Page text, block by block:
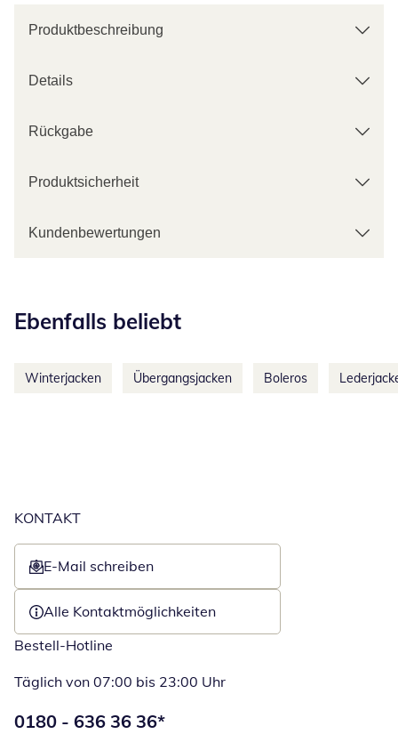
Produktbeschreibung
Details
Rückgabe
Produktsicherheit
Kundenbewertungen
Ebenfalls beliebt
Winterjacken Übergangsjacken Boleros
KONTAKT
E-Mail schreiben
Öffnet E-Mail-Client
Alle Kontaktmöglichkeiten
Bestell-Hotline
Täglich von 07:00 bis 23:00 Uhr
Telefonnummer:
0180 - 636 36 36*